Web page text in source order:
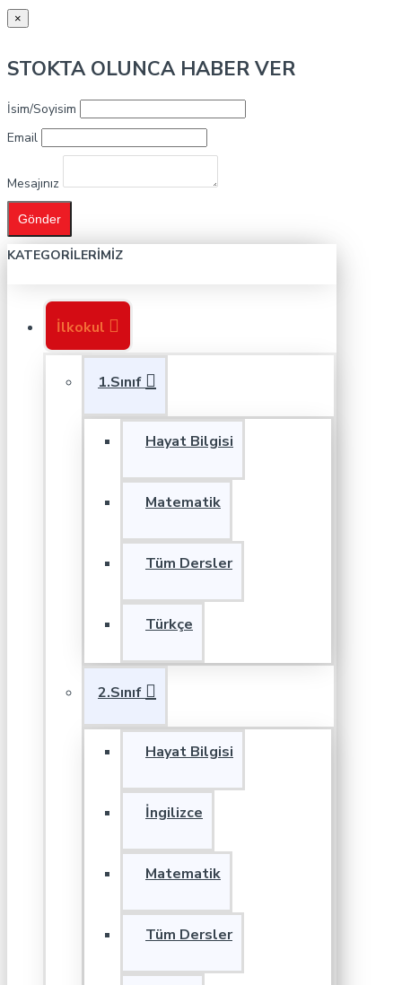
×
STOKTA OLUNCA HABER VER
İsim/Soyisim
Email
Mesajınız
Gönder
KATEGORILERIMIZ
İlkokul
1.Sınıf
Hayat Bilgisi
Matematik
Tüm Dersler
Türkçe
2.Sınıf
Hayat Bilgisi
İngilizce
Matematik
Tüm Dersler